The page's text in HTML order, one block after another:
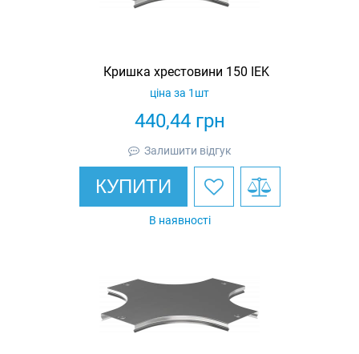
Кришка хрестовини 150 IEK
440,44грн
ціна за 1шт
Залишити відгук
КУПИТИ
В наявності